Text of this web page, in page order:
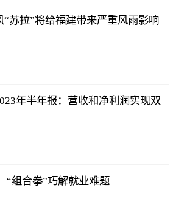
“苏拉”将给福建带来严重风雨影响
年半年报：营收和净利润实现双
山东科技大学： “组合拳”巧解就业难题